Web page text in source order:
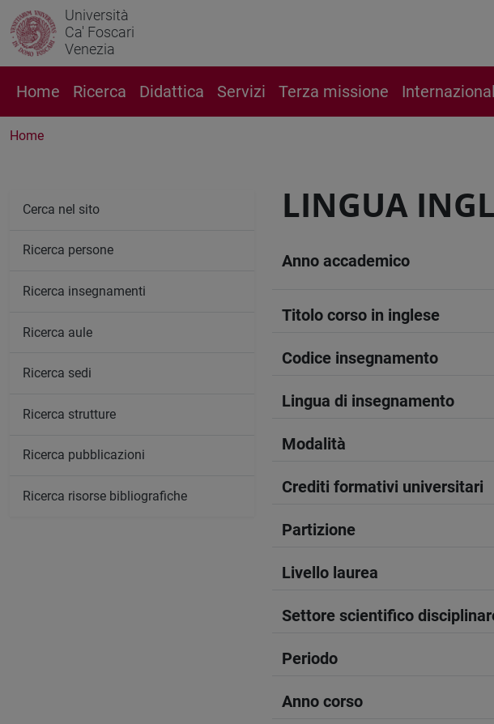
Università
Ca' Foscari
Venezia
Home Ricerca Didattica Servizi Terza missione
Home
LINGUA
Anno accademico
Titolo corso in inglese
Codice insegnamento
Lingua di insegnamento
Modalità
Crediti formativi universitari
Partizione
Livello laurea
Settore scientifico
Periodo
Anno corso
Cerca nel sito
Ricerca persone
Ricerca insegnamenti
Ricerca aule
Ricerca sedi
Ricerca strutture
Ricerca pubblicazioni
Ricerca risorse bibliografiche